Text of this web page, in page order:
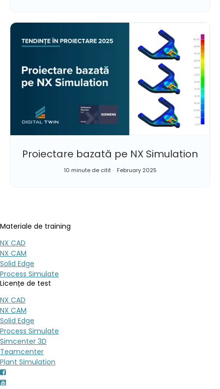
Proiectare bazată pe NX Simulation
10 minute de citit February 2025
Materiale de training
NX CAD
NX CAM
Solid Edge
Process Simulate
Licențe de test
NX CAD
NX CAM
Solid Edge
Process Simulate
Simcenter 3D
Teamcenter
Plant Simulation